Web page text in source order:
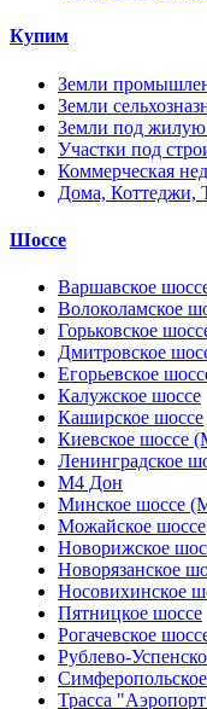
Купим
Земли
Земли
Земли под жилую
Участки под
Коммерческая
Дома, Коттеджи,
Шоссе
Варшавское
Волоколамское
Горьковское
Дмитровское
Егорьевское
Калужское шоссе
Каширское шоссе
Киевское шоссе
Ленинградское
М4 Дон
Минское шоссе
Можайское шоссе
Новорижское
Новорязанское
Носовихинское
Пятницкое шоссе
Рогачевское
Рублево-
Трасса